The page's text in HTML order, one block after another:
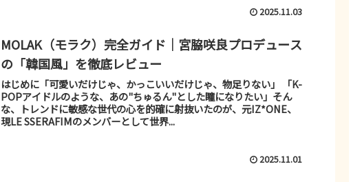
2025.11.03
MOLAK（モラク）完全ガイド｜宮脇咲良プロデュース
の「韓国風」を徹底レビュー
はじめに「可愛いだけじゃ、かっこいいだけじゃ、物足りない」 「K-
POPアイドルのような、あの"ちゅるん"とした瞳になりたい」そん
な、トレンドに敏感な世代の心を的確に射抜いたのが、元IZ*ONE、
現LE SSERAFIMのメンバーとして世界...
2025.11.01